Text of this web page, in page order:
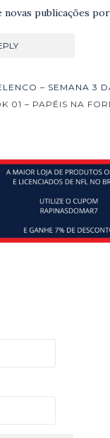
publicações
– SEMANA 3
01 – PAPÉIS NA